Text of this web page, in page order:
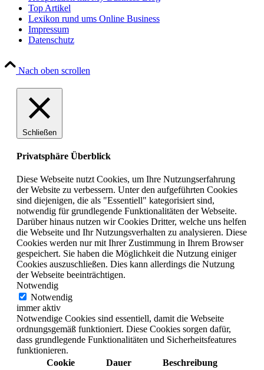
Top Artikel
Lexikon rund ums Online Business
Impressum
Datenschutz
Nach oben scrollen
Schließen
Privatsphäre Überblick
Diese Webseite nutzt Cookies, um Ihre Nutzungserfahrung
der Website zu verbessern. Unter den aufgeführten Cookies
sind diejenigen, die als "Essentiell" kategorisiert sind,
notwendig für grundlegende Funktionalitäten der Webseite.
Darüber hinaus nutzen wir Cookies Dritter, welche uns helfen
die Webseite und Ihr Nutzungsverhalten zu analysieren. Diese
Cookies werden nur mit Ihrer Zustimmung in Ihrem Browser
gespeichert. Sie haben die Möglichkeit die Nutzung einiger
Cookies auszuschließen. Dies kann allerdings die Nutzung
der Webseite beeinträchtigen.
Notwendig
Notwendig
immer aktiv
Notwendige Cookies sind essentiell, damit die Webseite
ordnungsgemäß funktioniert. Diese Cookies sorgen dafür,
dass grundlegende Funktionalitäten und Sicherheitsfeatures
funktionieren.
Cookie
Dauer Beschreibung